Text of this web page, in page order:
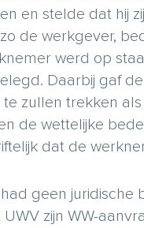
en stelde dat hij
de werkgever,
werd op
Daarbij gaf
zullen trekken
de wettelijke
dat de
geen juridische
zijn WW-